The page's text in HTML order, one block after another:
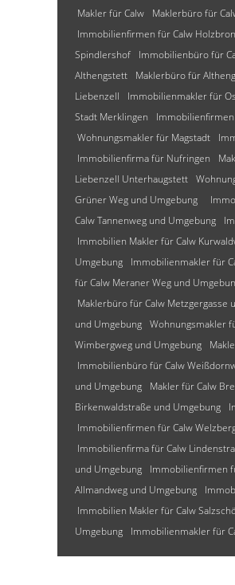
Makler für Calw
Maklerbüro für
Immobilienfirmen für Calw
Spindlershof
Immobilienbüro für
Althengstett
Maklerbüro für
Liebenzell
Immobilienmakler für
Stadt Merklingen
Wohnungsmakler für Magstadt
Immobilienfirma für Nufringen
Liebenzell Unterhaugstett
Grüner Weg und Umgebung
Calw Tannenweg und Umgebung
Immobilien Makler für Calw
Umgebung
Immobilienmakler für
für Calw Meraner Weg und
Maklerbüro für Calw Metzgergasse
und Umgebung Wohnungsmakler
Wimbergweg und Umgebung
Immobilienbüro für Calw
und Umgebung
Makler für Calw
Birkenwaldstraße und Umgebung
Immobilienfirmen für Calw
Immobilienfirma für Calw
und Umgebung
Immobilienfirmen
Allmandweg und Umgebung
Immobilien Makler für Calw
Umgebung
Immobilienmakler für